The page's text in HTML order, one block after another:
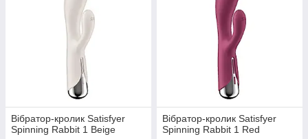
Вібратор-кролик Satisfyer
Spinning Rabbit 1 Beige
Вібратор-кролик Satisfyer
Spinning Rabbit 1 Red